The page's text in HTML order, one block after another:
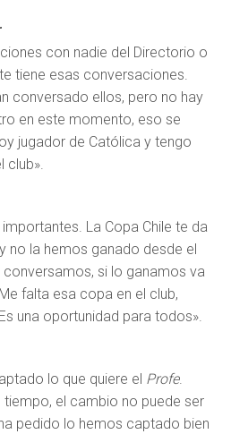
con nadie del Directorio o
tiene esas conversaciones.
conversado ellos, pero no hay
en este momento, eso se
jugador de Católica y tengo
club».
La Copa Chile te da
no la hemos ganado desde el
si lo ganamos va
falta esa copa en el club,
una oportunidad para todos».
lo que quiere el Profe.
el cambio no puede ser
pedido lo hemos captado bien